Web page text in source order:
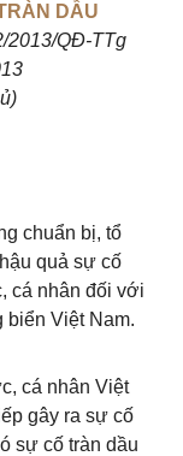
DẦU
2013/QĐ-TTg
chuẩn bị, tổ
quả sự cố
cá nhân đối với
biển Việt Nam.
cá nhân Việt
gây ra sự cố
sự cố tràn dầu